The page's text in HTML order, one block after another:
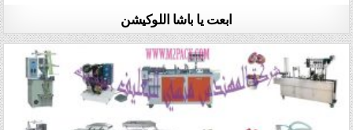
ابعت يا باشا اللوكيشن